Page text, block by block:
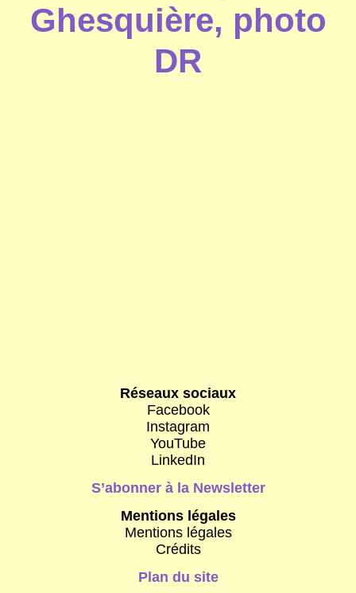
Ghesquière, photo
DR
Réseaux sociaux
Facebook
Instagram
YouTube
LinkedIn
S’abonner à la Newsletter
Mentions légales
Mentions légales
Crédits
Plan du site